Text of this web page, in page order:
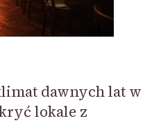
dawnych lat w
lokale z